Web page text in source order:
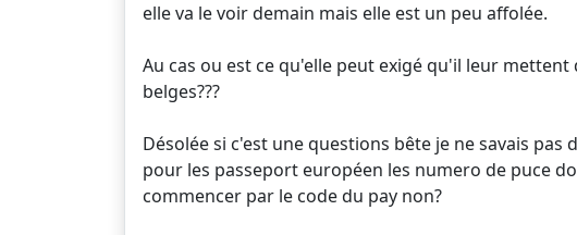
elle va le voir demain mais elle est un peu affolée.
Au cas ou est ce qu'elle peut exigé qu'il leur mettent
belges???
Désolée si c'est une questions bête je ne savais
pour les passeport européen les numero de puce
commencer par le code du pay non?